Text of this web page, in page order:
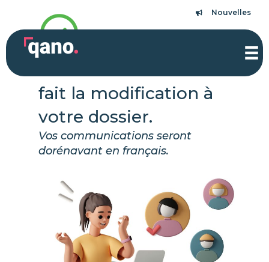
contenu
Nouvelles
Nouvelles
fait la modification à
votre dossier.
Vos communications seront
dorénavant en français.